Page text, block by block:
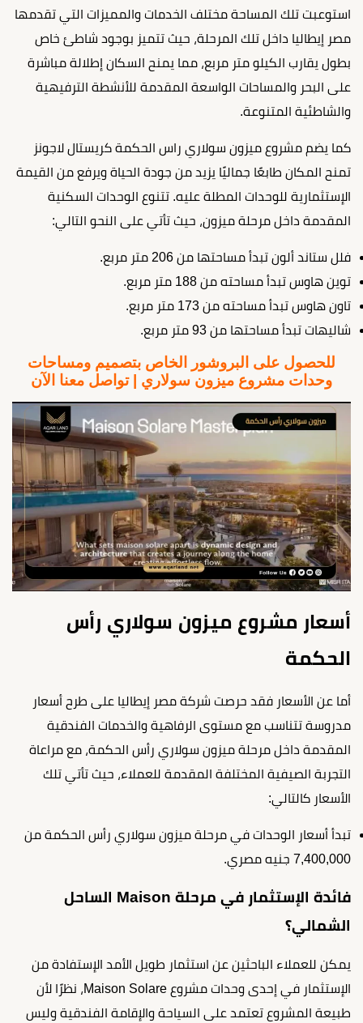
استوعبت تلك المساحة مختلف الخدمات والمميزات التي تقدمها
مصر إيطاليا داخل تلك المرحلة، حيث تتميز بوجود شاطئ خاص
بطول يقارب الكيلو متر مربع، مما يمنح السكان إطلالة مباشرة
على البحر والمساحات الواسعة المقدمة للأنشطة الترفيهية
والشاطئية المتنوعة.
كما يضم مشروع ميزون سولاري راس الحكمة كريستال لاجونز
تمنح المكان طابعًا جماليًا يزيد من جودة الحياة ويرفع من القيمة
الإستثمارية للوحدات المطلة عليه. تتنوع الوحدات السكنية
المقدمة داخل مرحلة ميزون، حيث تأتي على النحو التالي:
فلل ستاند ألون تبدأ مساحتها من 206 متر مربع.
توين هاوس تبدأ مساحته من 188 متر مربع.
تاون هاوس تبدأ مساحته من 173 متر مربع.
شاليهات تبدأ مساحتها من 93 متر مربع.
للحصول على البروشور الخاص بتصميم ومساحات
وحدات مشروع ميزون سولاري | تواصل معنا الآن
أسعار مشروع ميزون سولاري رأس
الحكمة
أما عن الأسعار فقد حرصت شركة مصر إيطاليا على طرح أسعار
مدروسة تتناسب مع مستوى الرفاهية والخدمات الفندقية
المقدمة داخل مرحلة ميزون سولاري رأس الحكمة، مع مراعاة
التجربة الصيفية المختلفة المقدمة للعملاء، حيث تأتي تلك
الأسعار كالتالي:
تبدأ أسعار الوحدات في مرحلة ميزون سولاري رأس الحكمة من
7,400,000 جنيه مصري.
فائدة الإستثمار في مرحلة Maison الساحل
الشمالي؟
يمكن للعملاء الباحثين عن استثمار طويل الأمد الإستفادة من
الإستثمار في إحدى وحدات مشروع Maison Solare، نظرًا لأن
طبيعة المشروع تعتمد على السياحة والإقامة الفندقية وليس